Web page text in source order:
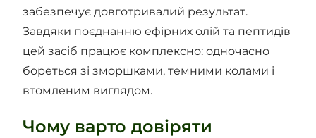
забезпечує довготривалий результат.
Завдяки поєднанню ефірних олій та пептидів
цей засіб працює комплексно: одночасно
бореться зі зморшками, темними колами і
втомленим виглядом.
Чому варто довіряти